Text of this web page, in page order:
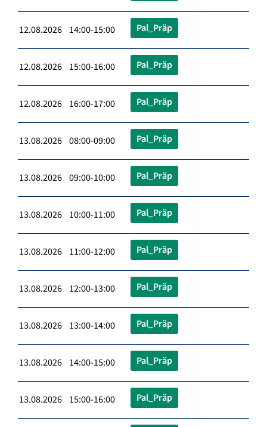
12.08.2026 14:00-15:00 Pal_Präp
12.08.2026 15:00-16:00 Pal_Präp
12.08.2026 16:00-17:00 Pal_Präp
13.08.2026 08:00-09:00 Pal_Präp
13.08.2026 09:00-10:00 Pal_Präp
13.08.2026 10:00-11:00 Pal_Präp
13.08.2026 11:00-12:00 Pal_Präp
13.08.2026 12:00-13:00 Pal_Präp
13.08.2026 13:00-14:00 Pal_Präp
13.08.2026 14:00-15:00 Pal_Präp
13.08.2026 15:00-16:00 Pal_Präp